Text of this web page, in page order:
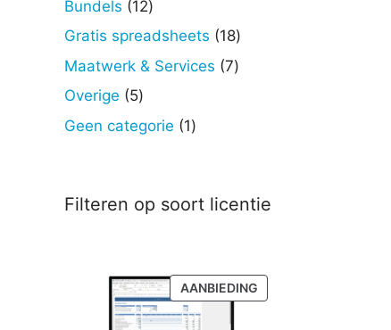
Bundels 1212
producten
Gratis spreadsheets 1818
producten
Maatwerk & Services 77
Overige 55
producten
Geen categorie 11
Filteren op soort licentie
AANBIEDINGPRODUCT
IN